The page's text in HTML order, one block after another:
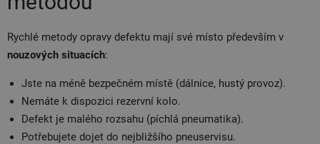
Rychlé metody opravy defektu mají své místo především v
nouzových situacích:
Jste na méně bezpečném místě (dálnice, hustý provoz).
Nemáte k dispozici rezervní kolo.
Defekt je malého rozsahu (píchlá pneumatika).
Potřebujete dojet do nejbližšího pneuservisu.